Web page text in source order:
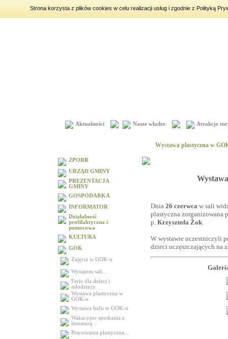
Strona korzysta z plików cookies w celu realizacji usług i zgodnie z Polityką
sobota8 sierpnia 2026 |imieniny:Iza, Cyprian, Dominik
Aktualności Nasze władze Atrakcje
ZPORR
URZĄD GMINY
PREZENTACJA
GMINY
GOSPODARKA
INFORMATOR
Działalność
profilaktyczna i
pomocowa
KULTURA
GOK
Zajęcia w GOK-u
Wynajem sali...
Ferie dla dzieci i
młodzieży
Wystawa plastyczna w
GOK-u
Wystawa hafu w GOK-u
Wakacyjne spotkania z
literaturą...
Pracowania plastyczna...
Wystawa plastyczna w
Dnia 26 czerwca w sali
plastyczna zorganizowana
p. Krzysztofa Żok.
W wystawie uczestniczyli
dzieci uczęszczających na